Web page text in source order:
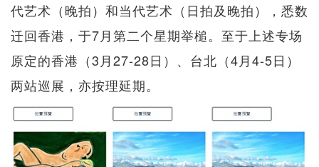
代艺术（晚拍）和当代艺术（日拍及晚拍），悉数
迁回香港，于7月第二个星期举槌。至于上述专场
原定的香港（3月27-28日）、台北（4月4-5日）
两站巡展，亦按理延期。